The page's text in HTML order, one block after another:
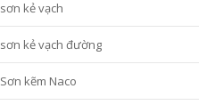
sơn kẻ vạch
sơn kẻ vạch đường
Sơn kẽm Naco